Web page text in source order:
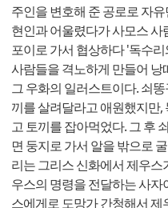
주인을 변호해 준 공로로 자
현인과 어울렸다가 사모스
포이로 가서 협상하다 '독수
사람들을 격노하게 만들어
그 우화의 일러스트이다. 쇠
끼를 살려달라고 애원했지만
고 토끼를 잡아먹었다. 그 후
면 둥지로 가서 알을 밖으로
리는 그리스 신화에서 제우스
우스의 명령을 전달하는 사
스에게로 도망가 간청해서